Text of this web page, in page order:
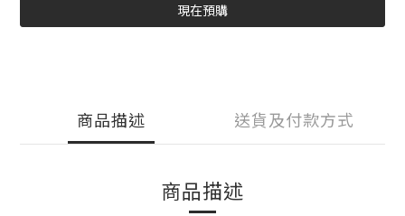
現在預購
商品描述 送貨及付款方式
商品描述